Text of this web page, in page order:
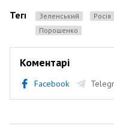
Теги Зеленський Росія
порошенко
Коментарі
Facebook